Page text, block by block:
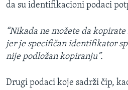
da su identifikacioni podaci
“Nikada ne možete da
jer je specifičan identifikator
nije podložan kopiranju”.
Drugi podaci koje sadrži čip,